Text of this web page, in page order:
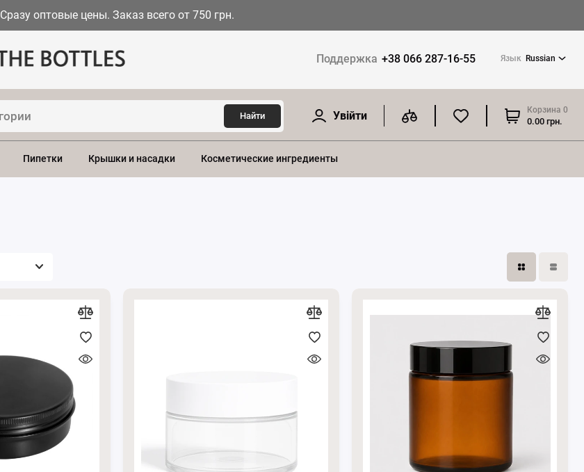
Сразу оптовые цены. Заказ всего от 750 грн.
Поддержка +38 066 287-16-55 Язык Russian
Найти Увійти Корзина 0
0.00 грн.
Пипетки Крышки и насадки Косметические ингредиенты